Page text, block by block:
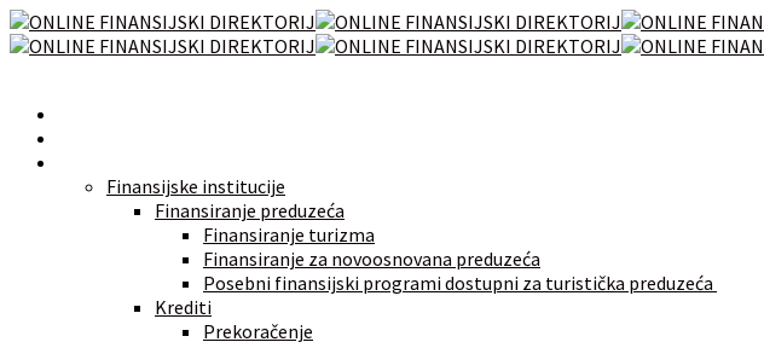
Finansijske institucije
Finansiranje preduzeća
Finansiranje turizma
Finansiranje za novoosnovana preduzeća
Posebni finansijski programi dostupni za turistička preduzeća
Krediti
Prekoračenje